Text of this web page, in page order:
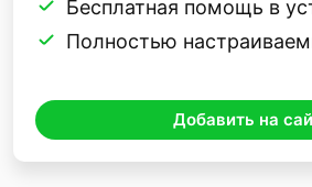
Бесплатная помощь в
Полностью
Добавить на